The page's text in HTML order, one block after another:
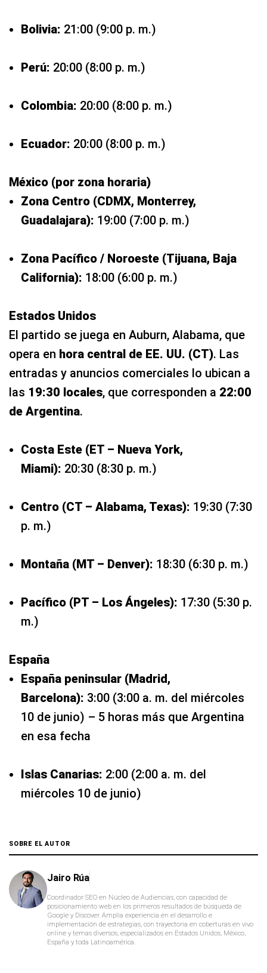
Bolivia: 21:00 (9:00 p. m.)
Perú: 20:00 (8:00 p. m.)
Colombia: 20:00 (8:00 p. m.)
Ecuador: 20:00 (8:00 p. m.)
México (por zona horaria)
Zona Centro (CDMX, Monterrey,
Guadalajara): 19:00 (7:00 p. m.)
Zona Pacífico / Noroeste (Tijuana, Baja
California): 18:00 (6:00 p. m.)
Estados Unidos
El partido se juega en Auburn, Alabama, que
opera en hora central de EE. UU. (CT). Las
entradas y anuncios comerciales lo ubican a
las 19:30 locales, que corresponden a 22:00
de Argentina.
Costa Este (ET – Nueva York,
Miami): 20:30 (8:30 p. m.)
Centro (CT – Alabama, Texas): 19:30 (7:30
p. m.)
Montaña (MT – Denver): 18:30 (6:30 p. m.)
Pacífico (PT – Los Ángeles): 17:30 (5:30 p.
m.)
España
España peninsular (Madrid,
Barcelona): 3:00 (3:00 a. m. del miércoles
10 de junio) – 5 horas más que Argentina
en esa fecha
Islas Canarias: 2:00 (2:00 a. m. del
miércoles 10 de junio)
SOBRE EL AUTOR
Jairo Rúa
Coordinador SEO en Núcleo de Audiencias, con capacidad de
posicionamiento web en los primeros resultados de búsqueda de
Google y Discover. Amplia experiencia en el desarrollo e
implementación de estrategias, con trayectoria en coberturas en vivo
online y temas diversos, especializados en Estados Unidos, México,
España y toda Latinoamérica.